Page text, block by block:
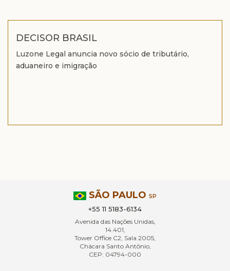
DECISOR BRASIL
Luzone Legal anuncia novo sócio de tributário,
aduaneiro e imigração
SÃO PAULO SP
+55 11 5183-6134
Avenida das Nações Unidas,
14.401,
Tower Office C2, Sala 2005,
Chácara Santo Antônio,
CEP: 04794-000